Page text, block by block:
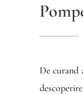
De curand